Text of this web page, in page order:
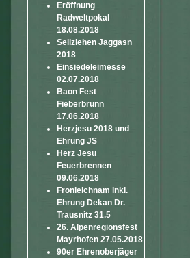
Eröffnung
Radweltpokal
18.08.2018
Seilziehen Jaggasn
2018
Einsiedeleimesse
02.07.2018
Baon Fest
Fieberbrunn
17.06.2018
Herzjesu 2018 und
Ehrung JS
Herz Jesu
Feuerbrennen
09.06.2018
Fronleichnam inkl.
Ehrung Dekan Dr.
Trausnitz 31.5
26. Alpenregionsfest
Mayrhofen 27.05.2018
90er Ehrenoberjäger